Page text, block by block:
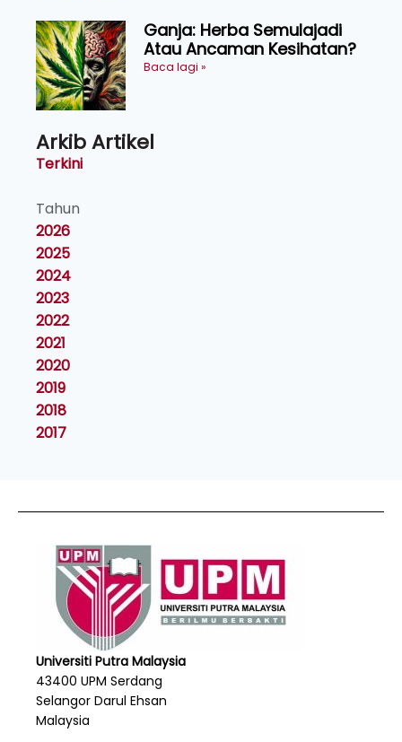
Ganja: Herba Semulajadi
Atau Ancaman Kesihatan?
Baca lagi »
Arkib Artikel
Terkini
Tahun
2026
2025
2024
2023
2022
2021
2020
2019
2018
2017
Universiti Putra Malaysia
43400 UPM Serdang
Selangor Darul Ehsan
Malaysia